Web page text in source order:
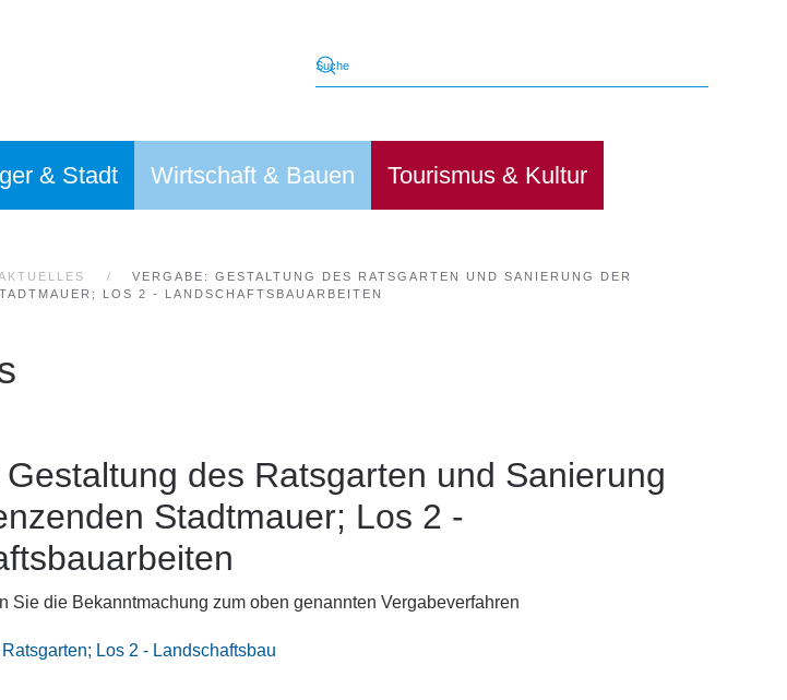
& Stadt Wirtschaft & Bauen Tourismus & Kultur
VERGABE: GESTALTUNG DES RATSGARTEN UND SANIERUNG DER
LOS 2 - LANDSCHAFTSBAUARBEITEN
des Ratsgarten und Sanierung
Stadtmauer; Los 2 -
Sie die Bekanntmachung zum oben genannten Vergabeverfahren
Los 2 - Landschaftsbau